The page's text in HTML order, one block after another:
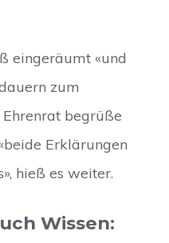
eingeräumt «und
zum
begrüße
Erklärungen
hieß es weiter.
Wissen: